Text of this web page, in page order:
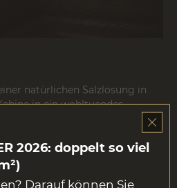
natürlichen Salzlösung in
in ein wohltuendes
in den Raum abgegeben. Dies
Atmosphäre, die das
fördert.
2026: doppelt so viel
Darauf können Sie